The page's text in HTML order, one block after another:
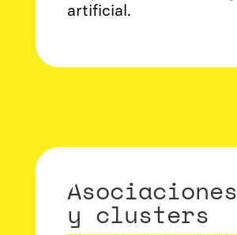
artificial.
Asociaciones
y clusters